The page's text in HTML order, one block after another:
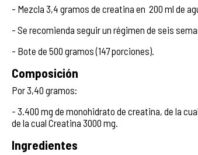
- Mezcla 3,4 gramos de creatina en 200 ml de
- Se recomienda seguir un régimen de seis
- Bote de 500 gramos (147 porciones).
Composición
Por 3,40 gramos:
- 3.400 mg de monohidrato de creatina, de la
de la cual Creatina 3000 mg.
Ingredientes